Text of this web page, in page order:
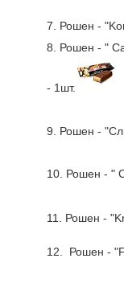
7. Рошен -
8.
Рошен - "
- 1шт.
9. Рошен -
10. Рошен - "
11. Рошен -
12. Рошен -